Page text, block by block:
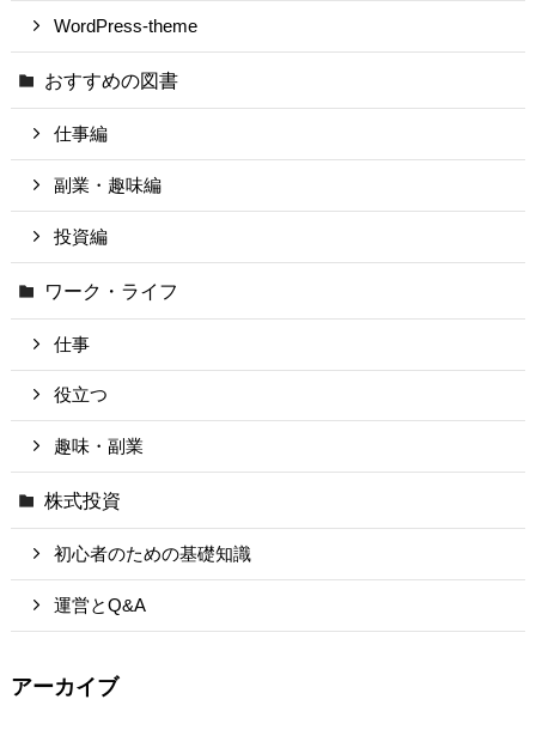
WordPress-theme
おすすめの図書
仕事編
副業・趣味編
投資編
ワーク・ライフ
仕事
役立つ
趣味・副業
株式投資
初心者のための基礎知識
運営とQ&A
アーカイブ